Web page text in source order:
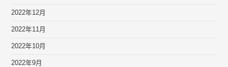
2022年12月
2022年11月
2022年10月
2022年9月